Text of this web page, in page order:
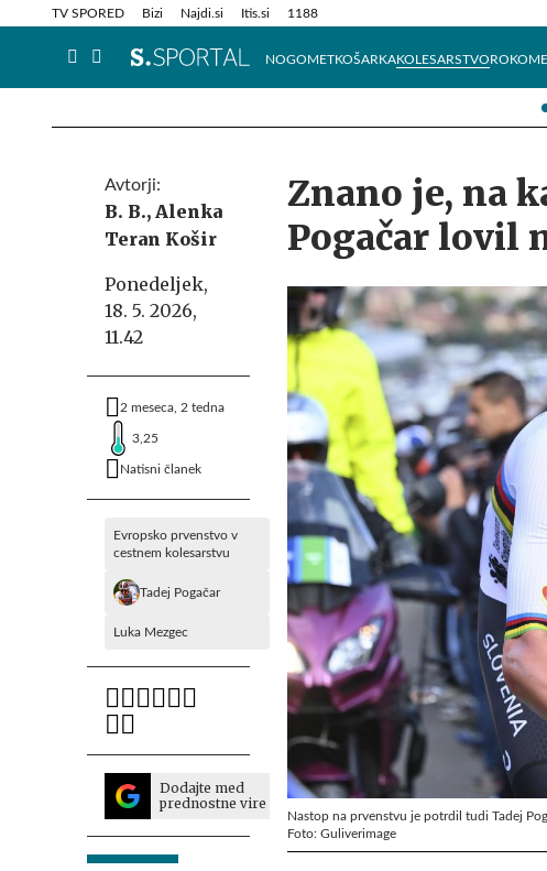
TV SPORED Bizi Najdi.si Itis.si 1188
NOGOMETKOŠARKAKOLESARSTVO
Info in obvestila Tehnik
Avtorji:
B. B., Alenka
Teran Košir
Ponedeljek,
18. 5. 2026,
11.42
2 meseca, 2 tedna
3,25
Natisni članek
Evropsko prvenstvo v
cestnem kolesarstvu
Tadej Pogačar
Luka Mezgec
Dodajte med
prednostne vire
Znano je, na
Pogačar lovil
Nastop na prvenstvu je potrdil tudi Tadej
Foto: Guliverimage